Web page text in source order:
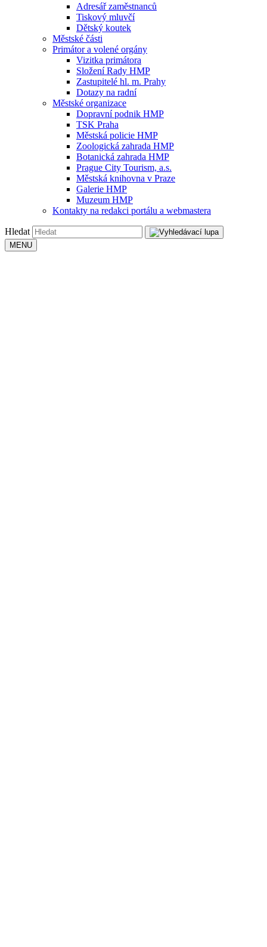
Adresář zaměstnanců
Tiskový mluvčí
Dětský koutek
Městské části
Primátor a volené orgány
Vizitka primátora
Složení Rady HMP
Zastupitelé hl. m. Prahy
Dotazy na radní
Městské organizace
Dopravní podnik HMP
TSK Praha
Městská policie HMP
Zoologická zahrada HMP
Botanická zahrada HMP
Prague City Tourism, a.s.
Městská knihovna v Praze
Galerie HMP
Muzeum HMP
Kontakty na redakci portálu a webmastera
Hledat
MENU